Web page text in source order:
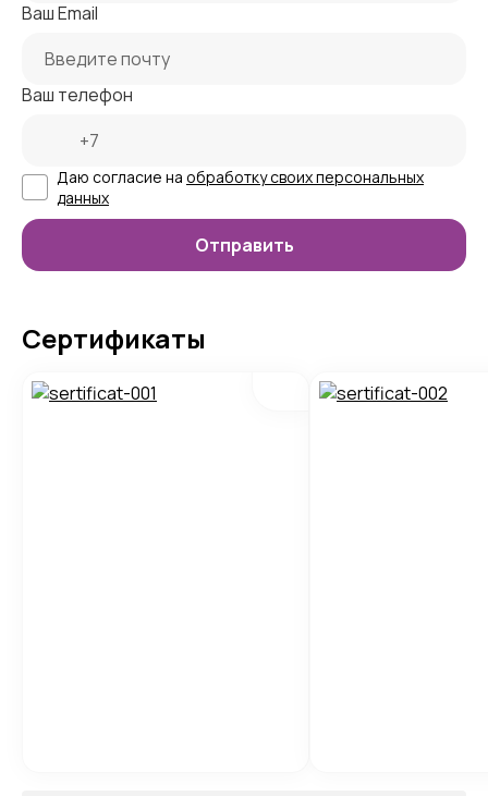
Ваш Email
Ваш телефон
Даю согласие на обработку своих персональных
данных
Сертификаты